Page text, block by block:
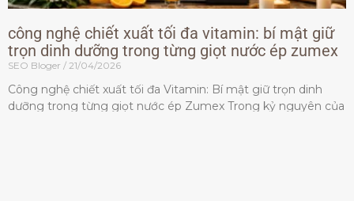
công nghệ chiết xuất tối đa vitamin: bí mật giữ
trọn dinh dưỡng trong từng giọt nước ép zumex
SEO Bloger 21/04/2026
Công nghệ chiết xuất tối đa Vitamin: Bí mật giữ trọn dinh
dưỡng trong từng giọt nước ép Zumex Trong kỷ nguyên của